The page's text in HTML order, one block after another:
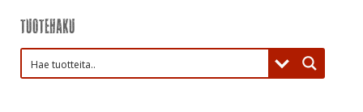
Tuotehaku